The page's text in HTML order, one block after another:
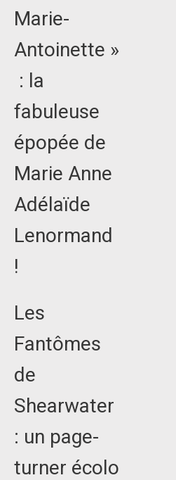
Marie-
Antoinette »
: la
fabuleuse
épopée de
Marie Anne
Adélaïde
Lenormand
!
Les
Fantômes
de
Shearwater
: un page-
turner écolo